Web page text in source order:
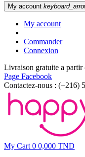
My account
My account
Commander
Connexion
Livraison gratuite a
Page Facebook
Contactez-nous : (+216)
My Cart 0 0,000 TND